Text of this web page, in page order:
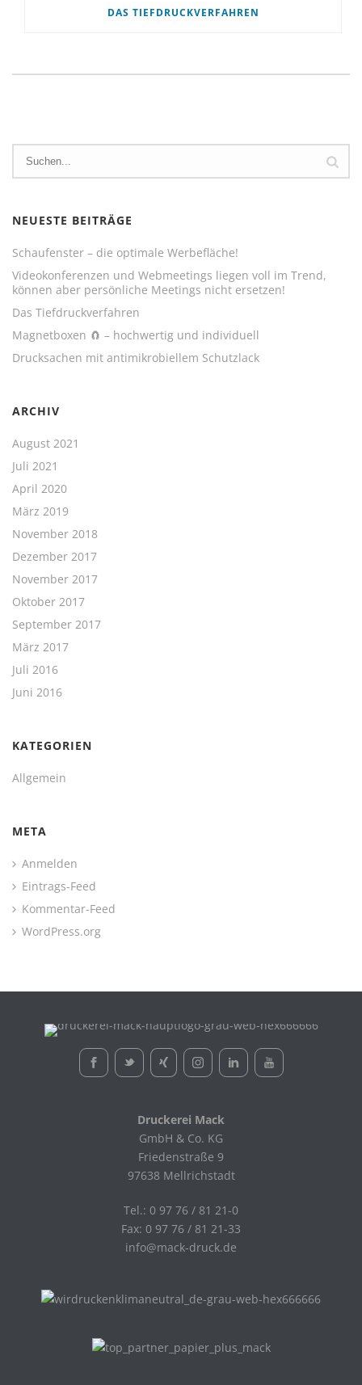
DAS TIEFDRUCKVERFAHREN
NEUESTE BEITRÄGE
Schaufenster – die optimale Werbefläche!
Videokonferenzen und Webmeetings liegen voll im Trend,
können aber persönliche Meetings nicht ersetzen!
Das Tiefdruckverfahren
Magnetboxen 🧲 – hochwertig und individuell
Drucksachen mit antimikrobiellem Schutzlack
ARCHIV
August 2021
Juli 2021
April 2020
März 2019
November 2018
Dezember 2017
November 2017
Oktober 2017
September 2017
März 2017
Juli 2016
Juni 2016
KATEGORIEN
Allgemein
META
Anmelden
Eintrags-Feed
Kommentar-Feed
WordPress.org
Druckerei Mack
GmbH & Co. KG
Friedenstraße 9
97638 Mellrichstadt
Tel.: 0 97 76 / 81 21-0
Fax: 0 97 76 / 81 21-33
info@mack-druck.de